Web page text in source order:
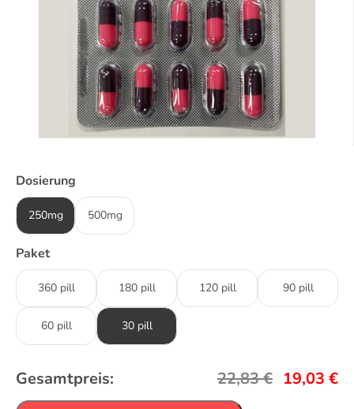
Dosierung
250mg 500mg
Paket
360 pill 180 pill 120 pill 90 pill
60 pill 30 pill
Gesamtpreis: 22,83€ 19,03 €